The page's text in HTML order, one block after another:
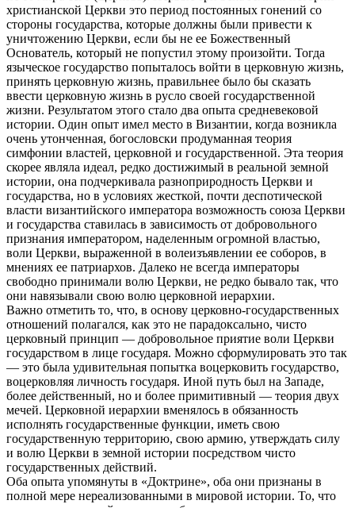
христианской Церкви это период постоянных гонений со
стороны государства, которые должны были привести к
уничтожению Церкви, если бы не ее Божественный
Основатель, который не попустил этому произойти. Тогда
языческое государство попыталось войти в церковную жизнь,
принять церковную жизнь, правильнее было бы сказать
ввести церковную жизнь в русло своей государственной
жизни. Результатом этого стало два опыта средневековой
истории. Один опыт имел место в Византии, когда возникла
очень утонченная, богословски продуманная теория
симфонии властей, церковной и государственной. Эта теория
скорее являла идеал, редко достижимый в реальной земной
истории, она подчеркивала разноприродность Церкви и
государства, но в условиях жесткой, почти деспотической
власти византийского императора возможность союза Церкви
и государства ставилась в зависимость от добровольного
признания императором, наделенным огромной властью,
воли Церкви, выраженной в волеизъявлении ее соборов, в
мнениях ее патриархов. Далеко не всегда императоры
свободно принимали волю Церкви, не редко бывало так, что
они навязывали свою волю церковной иерархии.
Важно отметить то, что, в основу церковно-государственных
отношений полагался, как это не парадоксально, чисто
церковный принцип — добровольное приятие воли Церкви
государством в лице государя. Можно сформулировать это так
— это была удивительная попытка воцерковить государство,
воцерковляя личность государя. Иной путь был на Западе,
более действенный, но и более примитивный — теория двух
мечей. Церковной иерархии вменялось в обязанность
исполнять государственные функции, иметь свою
государственную территорию, свою армию, утверждать силу
и волю Церкви в земной истории посредством чисто
государственных действий.
Оба опыта упомянуты в «Доктрине», оба они признаны в
полной мере нереализованными в мировой истории. То, что